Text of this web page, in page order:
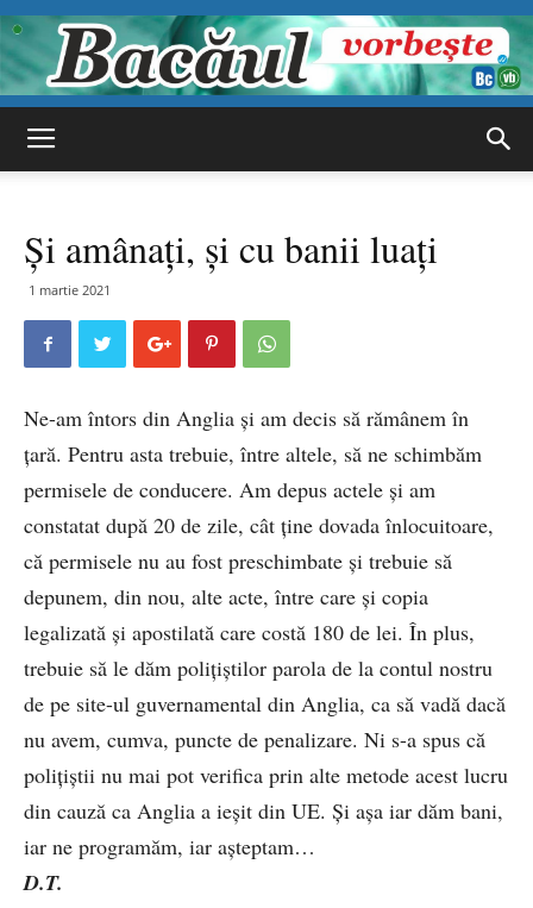
vorbește
Și amânați, și cu banii luați
1 martie 2021
Ne-am întors din Anglia și am decis să rămânem în
țară. Pentru asta trebuie, între altele, să ne schimbăm
permisele de conducere. Am depus actele și am
constatat după 20 de zile, cât ține dovada înlocuitoare,
că permisele nu au fost preschimbate și trebuie să
depunem, din nou, alte acte, între care și copia
legalizată și apostilată care costă 180 de lei. În plus,
trebuie să le dăm polițiștilor parola de la contul nostru
de pe site-ul guvernamental din Anglia, ca să vadă dacă
nu avem, cumva, puncte de penalizare. Ni s-a spus că
polițiștii nu mai pot verifica prin alte metode acest lucru
din cauză ca Anglia a ieșit din UE. Și așa iar dăm bani,
iar ne programăm, iar așteptam…
D.T.